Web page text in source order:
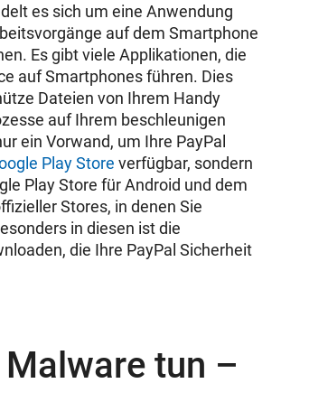
es sich um eine Anwendung
auf dem Smartphone
Es gibt viele Applikationen, die
auf Smartphones führen. Dies
Dateien von Ihrem Handy
auf Ihrem beschleunigen
ein Vorwand, um Ihre PayPal
Play Store verfügbar, sondern
Play Store für Android und dem
Stores, in denen Sie
in diesen ist die
die Ihre PayPal Sicherheit
tun –